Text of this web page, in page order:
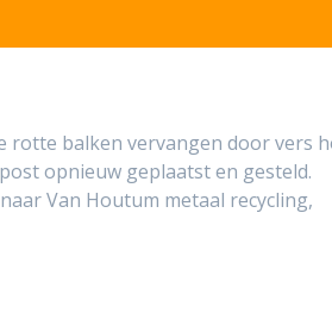
rotte balken vervangen door vers
opnieuw geplaatst en gesteld.
Van Houtum metaal recycling,